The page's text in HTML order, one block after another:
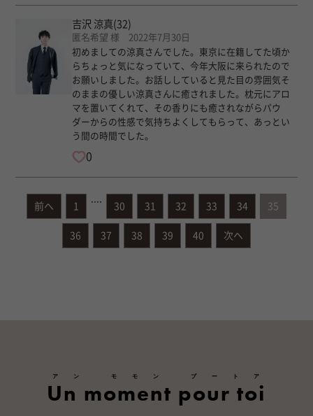
吉沢 涼真(32)
匿名希望 様 2022年7月30日
初めましての涼真さんでした。東京に在籍してた頃か
らちょっと気になっていて、今年大阪に来られたので
お願いしました。お話ししていると見た目の雰囲気そ
のままの優しい涼真さんに癒されました。枕元にアロ
マを置いてくれて、その香りにも癒されながらパウ
ダーからの性感で気持ちよくしてもらって、あっとい
う間の時間でした。
0
前へ 1 30 31 32 33 34 35
36 37 38 39 40 次へ
Un moment pour toi
アン モモン プートア